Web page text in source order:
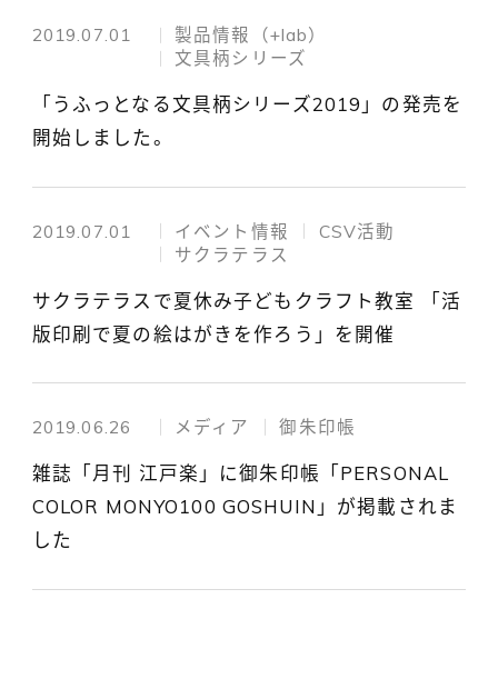
2019.07.01
製品情報（+lab）
文具柄シリーズ
「うふっとなる文具柄シリーズ2019」の発売を
開始しました。
2019.07.01 イベント情報
CSV活動
サクラテラス
サクラテラスで夏休み子どもクラフト教室 「活
版印刷で夏の絵はがきを作ろう」を開催
2019.06.26 メディア 御朱印帳
雑誌「月刊 江戸楽」に御朱印帳「PERSONAL
COLOR MONYO100 GOSHUIN」が掲載されま
した